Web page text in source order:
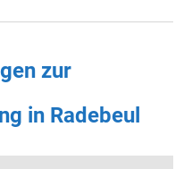
zur
in Radebeul